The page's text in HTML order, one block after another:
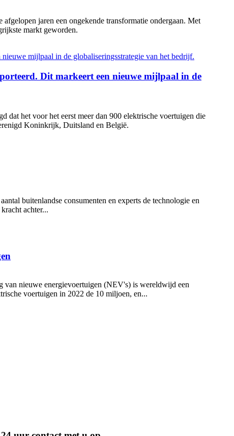
jaren een ongekende transformatie ondergaan. Met
markt geworden.
Dit markeert een nieuwe mijlpaal in de
het voor het eerst meer dan 900 elektrische voertuigen die
Koninkrijk, Duitsland en België.
buitenlandse consumenten en experts de technologie en
achter...
van nieuwe energievoertuigen (NEV's) is wereldwijd een
voertuigen in 2022 de 10 miljoen, en...